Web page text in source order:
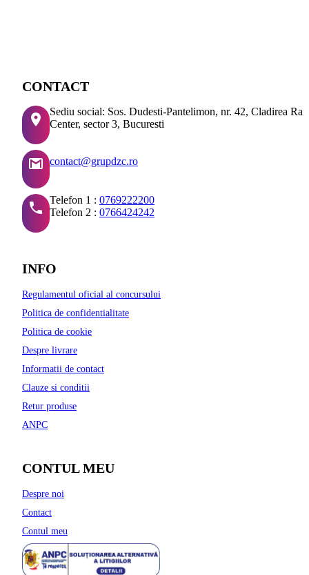
CONTACT
Sediu social: Sos. Dudesti-Pantelimon, nr. 42, Cladirea
Center, sector 3, Bucuresti
contact@grupdzc.ro
Telefon 1 : 0769222200
Telefon 2 : 0766424242
INFO
Regulamentul oficial al concursului
Politica de confidentialitate
Politica de cookie
Despre livrare
Informatii de contact
Clauze si conditii
Retur produse
ANPC
CONTUL MEU
Despre noi
Contact
Contul meu